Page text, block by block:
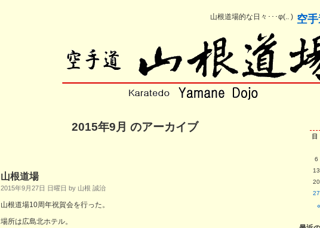
空
山根道場的な日々･･･φ(.. )
2015年9月 のアーカイブ
山根道場
2015年9月27日 日曜日 by 山根 誠治
山根道場10周年祝賀会を行った。
場所は広島北ホテル。
日
6
13
20
27